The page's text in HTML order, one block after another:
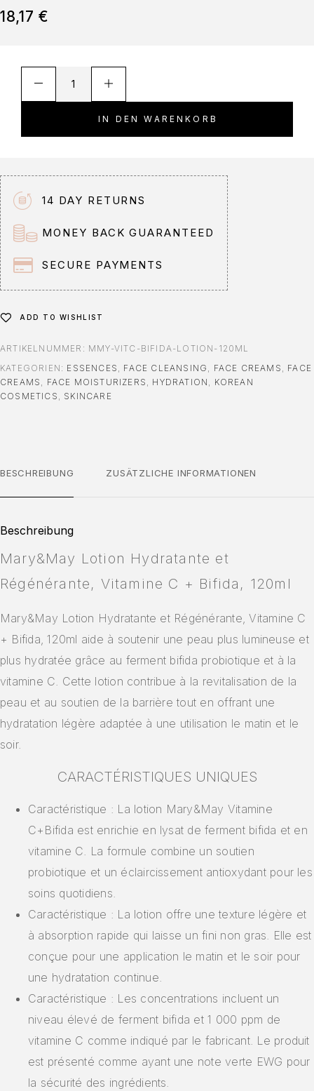
18,17 €
IN DEN WARENKORB
a
t
i
v
e
:
14 DAY RETURNS
MONEY BACK GUARANTEED
SECURE PAYMENTS
ADD TO WISHLIST
ARTIKELNUMMER: MMY-VITC-BIFIDA-LOTION-120ML
KATEGORIEN: ESSENCES , FACE CLEANSING , FACE CREAMS , FACE
CREAMS , FACE MOISTURIZERS , HYDRATION , KOREAN
COSMETICS , SKINCARE
BESCHREIBUNG ZUSÄTZLICHE INFORMATIONEN
Beschreibung
Mary&May Lotion Hydratante et
Régénérante, Vitamine C + Bifida, 120ml
Mary&May Lotion Hydratante et Régénérante, Vitamine C
+ Bifida, 120ml aide à soutenir une peau plus lumineuse et
plus hydratée grâce au ferment bifida probiotique et à la
vitamine C. Cette lotion contribue à la revitalisation de la
peau et au soutien de la barrière tout en offrant une
hydratation légère adaptée à une utilisation le matin et le
soir.
CARACTÉRISTIQUES UNIQUES
Caractéristique : La lotion Mary&May Vitamine
C+Bifida est enrichie en lysat de ferment bifida et en
vitamine C. La formule combine un soutien
probiotique et un éclaircissement antioxydant pour les
soins quotidiens.
Caractéristique : La lotion offre une texture légère et
à absorption rapide qui laisse un fini non gras. Elle est
conçue pour une application le matin et le soir pour
une hydratation continue.
Caractéristique : Les concentrations incluent un
niveau élevé de ferment bifida et 1 000 ppm de
vitamine C comme indiqué par le fabricant. Le produit
est présenté comme ayant une note verte EWG pour
la sécurité des ingrédients.